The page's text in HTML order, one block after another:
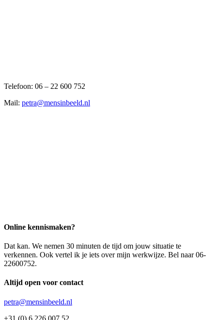
Telefoon: 06 – 22 600 752
Mail: petra@mensinbeeld.nl
Online kennismaken?
Dat kan. We nemen 30 minuten de tijd om jouw situatie te
verkennen. Ook vertel ik je iets over mijn werkwijze. Bel naar 06-
22600752.
Altijd open voor contact
petra@mensinbeeld.nl
+31 (0) 6 226 007 52